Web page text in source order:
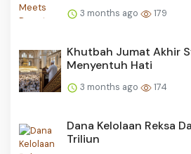
3 months ago 179
Khutbah Jumat Akhir
Menyentuh Hati
3 months ago 174
Dana Kelolaan Reksa
Triliun